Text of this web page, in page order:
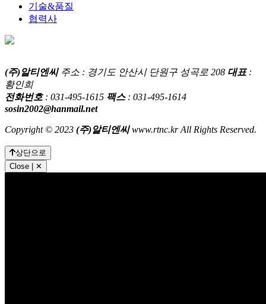
기술&품질
협력사
차압변, 억압변, 감압변, 용하중변 등
(주)알티엔씨주소 : 경기도 안산시 단원구 성곡로 208 대표 :
황인희
전화번호: 031-495-1615 팩스: 031-495-1614
sosin2002@hanmail.net
Copyright © 2023 (주)알티엔씨www.rtnc.kr All Rights Reserved.
상단으로
Close | ✕